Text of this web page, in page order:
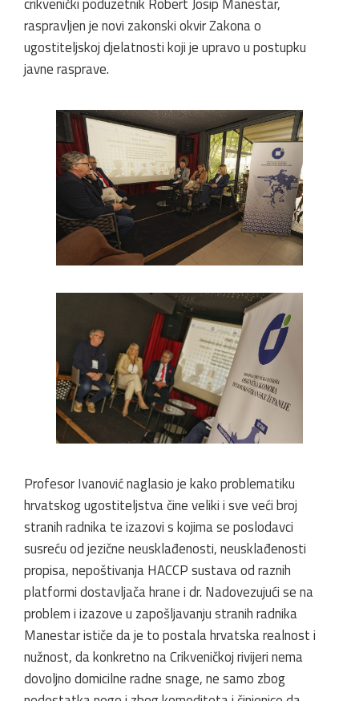
raspravljen je novi zakonski okvir Zakona o
ugostiteljskoj djelatnosti koji je upravo u postupku
javne rasprave.
Profesor Ivanović naglasio je kako problematiku
hrvatskog ugostiteljstva čine veliki i sve veći broj
stranih radnika te izazovi s kojima se poslodavci
susreću od jezične neusklađenosti, neusklađenosti
propisa, nepoštivanja HACCP sustava od raznih
platformi dostavljača hrane i dr. Nadovezujući se na
problem i izazove u zapošljavanju stranih radnika
Manestar ističe da je to postala hrvatska realnost i
nužnost, da konkretno na Crikveničkoj rivijeri nema
dovoljno domicilne radne snage, ne samo zbog